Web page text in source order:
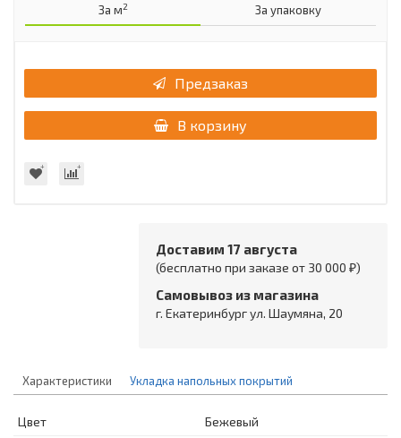
За м2 За упаковку
Предзаказ
В корзину
Доставим 17 августа
(бесплатно при заказе от 30 000 ₽)
Самовывоз из магазина
г. Екатеринбург ул. Шаумяна, 20
Характеристики Укладка напольных покрытий
Цвет
Бежевый